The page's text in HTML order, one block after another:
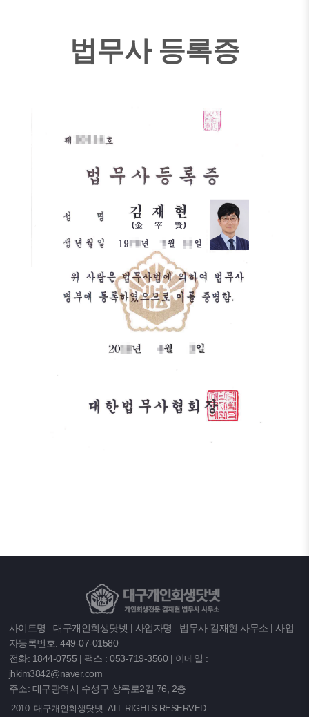
법무사 등록증
사이트명 : 대구개인회생닷넷 | 사업자명 : 법무사 김재현 사무소 | 사업
자등록번호: 449-07-01580
전화: 1844-0755 | 팩스 : 053-719-3560 | 이메일 :
jhkim3842@naver.com
주소: 대구광역시 수성구 상록로2길 76, 2층
2010. 대구개인회생닷넷. ALL RIGHTS RESERVED.